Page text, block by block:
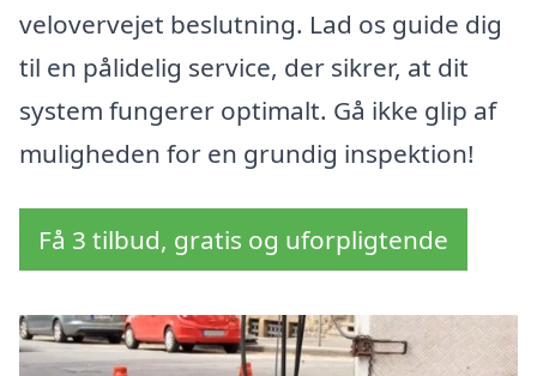
velovervejet beslutning. Lad os guide dig
til en pålidelig service, der sikrer, at dit
system fungerer optimalt. Gå ikke glip af
muligheden for en grundig inspektion!
Få 3 tilbud, gratis og uforpligtende